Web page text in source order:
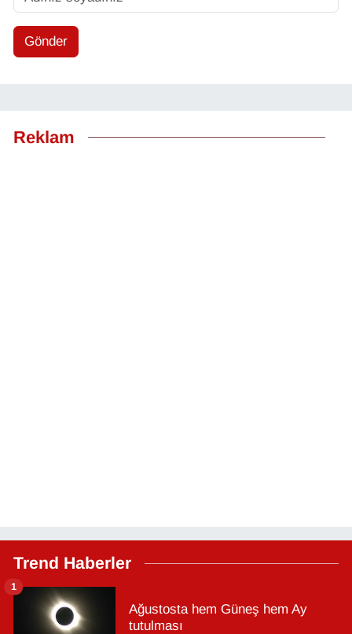
Gönder
Reklam
Trend Haberler
Ağustosta hem Güneş hem Ay
tutulması
1